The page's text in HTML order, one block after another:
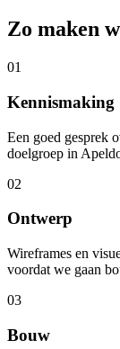
Zo maken
01
Kennismaking
Een goed gesprek
doelgroep in
02
Ontwerp
Wireframes en
voordat we gaan
03
Bouw